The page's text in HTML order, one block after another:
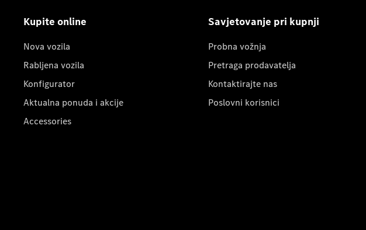
Kupite online
Nova vozila
Rabljena vozila
Konfigurator
Aktualna ponuda i akcije
Accessories
Savjetovanje pri kupnji
Probna vožnja
Pretraga prodavatelja
Kontaktirajte nas
Poslovni korisnici